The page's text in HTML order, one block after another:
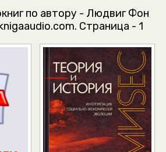
по автору - Людвиг Фон
Страница - 1